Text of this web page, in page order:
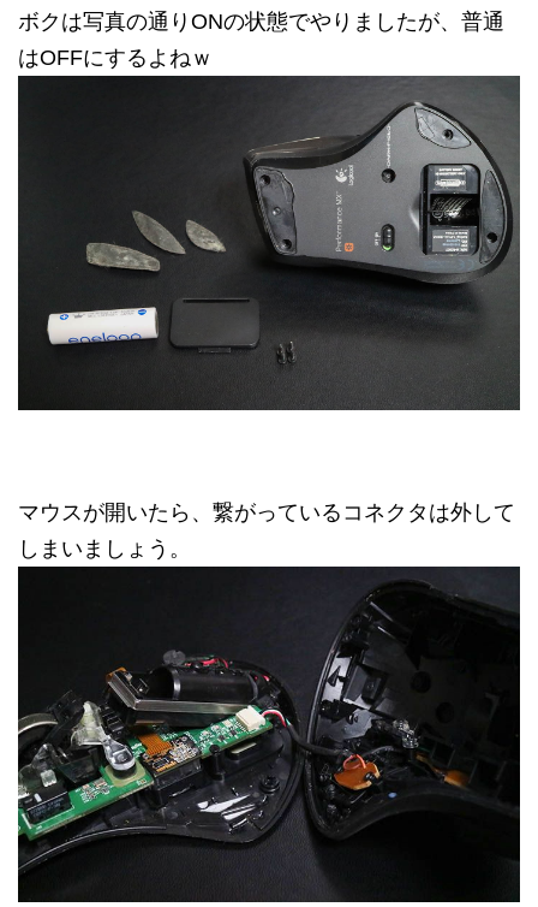
ボクは写真の通りONの状態でやりましたが、普通
はOFFにするよねｗ
マウスが開いたら、繋がっているコネクタは外して
しまいましょう。